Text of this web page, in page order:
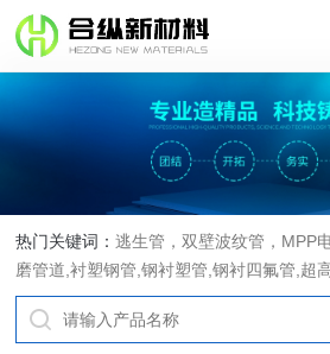
热门关键词：逃生管，双壁波纹管，MPP
磨管道,衬塑钢管,钢衬塑管,钢衬四氟管,超